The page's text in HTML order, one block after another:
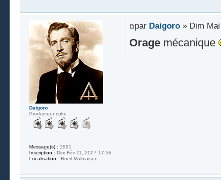
par Daigoro» Dim Mai
Oragemécanique
Daigoro
Producteur culte
Message(s) : 1991
Inscription : Dim Fév 11, 2007 17:56
Localisation : Rueil-Malmaison